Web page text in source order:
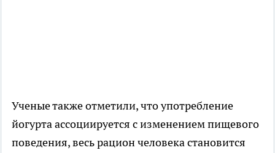
Ученые также отметили, что употребление
йогурта ассоциируется с изменением пищевого
поведения, весь рацион человека становится